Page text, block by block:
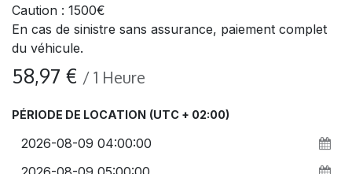
Caution : 1500€
En cas de sinistre sans assurance, paiement complet
du véhicule.
58,97 € /1 Heure
PÉRIODE DE LOCATION (UTC + 02:00)